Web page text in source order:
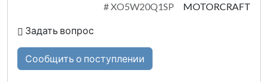
#XO5W20Q1SP MOTORCRAFT
Задать вопрос
Сообщить о поступлении